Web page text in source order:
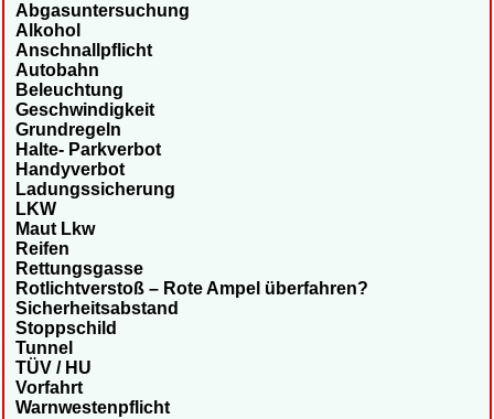
Abgasuntersuchung
Alkohol
Anschnallpflicht
Autobahn
Beleuchtung
Geschwindigkeit
Grundregeln
Halte- Parkverbot
Handyverbot
Ladungssicherung
LKW
Maut Lkw
Reifen
Rettungsgasse
Rotlichtverstoß – Rote Ampel überfahren?
Sicherheitsabstand
Stoppschild
Tunnel
TÜV / HU
Vorfahrt
Warnwestenpflicht